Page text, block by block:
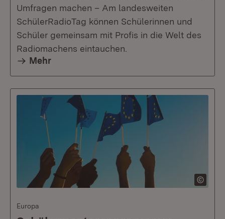
Umfragen machen – Am landesweiten
SchülerRadioTag können Schülerinnen und
Schüler gemeinsam mit Profis in die Welt des
Radiomachens eintauchen.
Mehr
Europa